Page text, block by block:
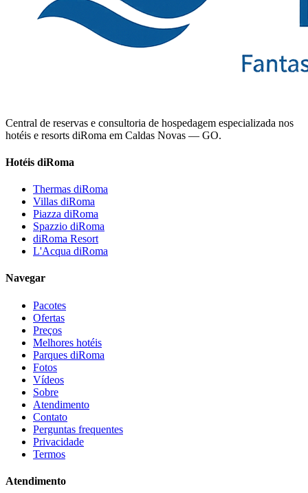
Central de reservas e consultoria de hospedagem especializada nos
hotéis e resorts diRoma em Caldas Novas — GO.
Hotéis diRoma
Thermas diRoma
Villas diRoma
Piazza diRoma
Spazzio diRoma
diRoma Resort
L'Acqua diRoma
Navegar
Pacotes
Ofertas
Preços
Melhores hotéis
Parques diRoma
Fotos
Vídeos
Sobre
Atendimento
Contato
Perguntas frequentes
Privacidade
Termos
Atendimento